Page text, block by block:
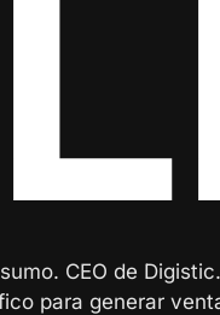
CEO de
para generar